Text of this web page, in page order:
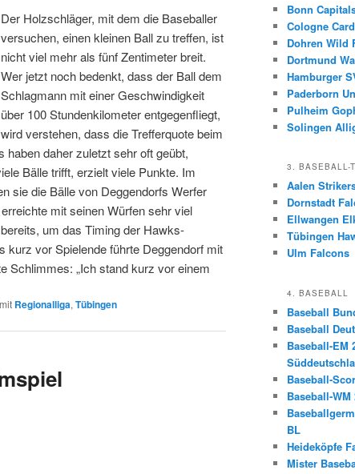
Der Holzschläger, mit dem die Baseballer
versuchen, einen kleinen Ball zu treffen, ist
nicht viel mehr als fünf Zentimeter breit.
Wer jetzt noch bedenkt, dass der Ball dem
Schlagmann mit einer Geschwindigkeit
über 100 Stundenkilometer entgegenfliegt,
wird verstehen, dass die Trefferquote beim
daher zuletzt sehr oft geübt,
Bälle trifft, erzielt viele Punkte. Im
sie die Bälle von Deggendorfs Werfer
mit seinen Würfen sehr viel
um das Timing der Hawks-
kurz vor Spielende führte Deggendorf mit
Schlimmes: „Ich stand kurz vor einem
Regionalliga, Tübingen
Bonn
Cologne
Dohren Wild
Dortmund
Hamburger
Paderborn
Pulheim
Solingen
3. BASEBALL-
Aalen
Dornstadt
Ellwangen
Tübingen
Ulm Falcons
4. BASEBALL
Baseball
Baseball
Baseball-EM
Baseball-
Baseball-WM
BL
Heideköpfe
Mister